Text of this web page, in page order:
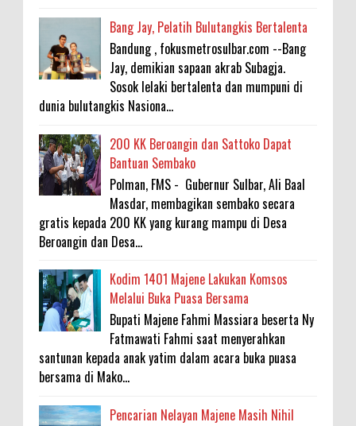
Bang Jay, Pelatih Bulutangkis Bertalenta
Bandung , fokusmetrosulbar.com --Bang
Jay, demikian sapaan akrab Subagja.
Sosok lelaki bertalenta dan mumpuni di
dunia bulutangkis Nasiona...
200 KK Beroangin dan Sattoko Dapat
Bantuan Sembako
Polman, FMS - Gubernur Sulbar, Ali Baal
Masdar, membagikan sembako secara
gratis kepada 200 KK yang kurang mampu di Desa
Beroangin dan Desa...
Kodim 1401 Majene Lakukan Komsos
Melalui Buka Puasa Bersama
Bupati Majene Fahmi Massiara beserta Ny
Fatmawati Fahmi saat menyerahkan
santunan kepada anak yatim dalam acara buka puasa
bersama di Mako...
Pencarian Nelayan Majene Masih Nihil